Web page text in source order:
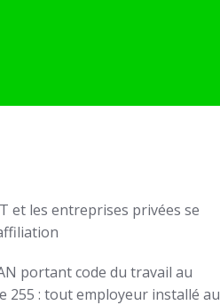
et les entreprises privées se
portant code du travail au
255 : tout employeur installé au